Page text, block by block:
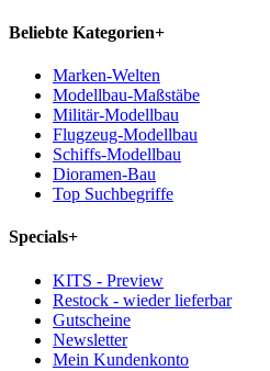
Beliebte Kategorien+
Marken-Welten
Modellbau-Maßstäbe
Militär-Modellbau
Flugzeug-Modellbau
Schiffs-Modellbau
Dioramen-Bau
Top Suchbegriffe
Specials+
KITS - Preview
Restock - wieder lieferbar
Gutscheine
Newsletter
Mein Kundenkonto